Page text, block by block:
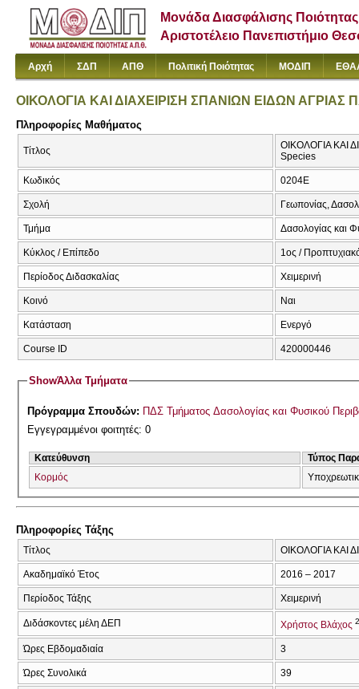
Μονάδα Διασφάλισης Ποιότητας
Αριστοτέλειο Πανεπιστήμιο
Αρχή ΣΔΠ ΑΠΘ Πολιτική Ποιότητας ΜΟΔΙΠ
ΟΙΚΟΛΟΓΙΑ ΚΑΙ ΔΙΑΧΕΙΡΙΣΗ ΣΠΑΝΙΩΝ ΕΙΔΩΝ ΑΓΡΙΑΣ
Πληροφορίες Μαθήματος
Τίτλος
ΟΙΚΟΛΟΓΙΑ ΚΑΙ
Species
Κωδικός 0204Ε
Σχολή Γεωπονίας,
Τμήμα Δασολογίας και
Κύκλος / Επίπεδο 1ος /
Περίοδος Διδασκαλίας Χειμερινή
Κοινό Ναι
Κατάσταση Ενεργό
Course ID 420000446
ShowΆλλα Τμήματα
Πρόγραμμα Σπουδών: ΠΔΣ Τμήματος Δασολογίας και Φυσικού
Εγγεγραμμένοι φοιτητές: 0
Κατεύθυνση
Τύπος
Κορμός
Πληροφορίες Τάξης
Τίτλος ΟΙΚΟΛΟΓΙΑ ΚΑΙ
Ακαδημαϊκό Έτος 2016 – 2017
Περίοδος Τάξης Χειμερινή
Διδάσκοντες μέλη ΔΕΠ Χρήστος Βλάχος
Ώρες Εβδομαδιαία 3
Ώρες Συνολικά 39